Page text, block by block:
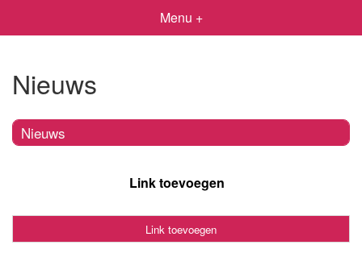
Menu +
Nieuws
Nieuws
Link toevoegen
Link toevoegen